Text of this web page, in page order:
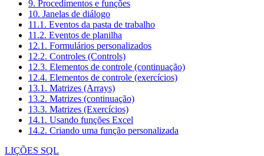
9. Procedimentos e funções
10. Janelas de diálogo
11.1. Eventos da pasta de trabalho
11.2. Eventos de planilha
12.1. Formulários personalizados
12.2. Controles (Controls)
12.3. Elementos de controle (continuação)
12.4. Elementos de controle (exercícios)
13.1. Matrizes (Arrays)
13.2. Matrizes (continuação)
13.3. Matrizes (Exercícios)
14.1. Usando funções Excel
14.2. Criando uma função personalizada
LIÇÕES SQL